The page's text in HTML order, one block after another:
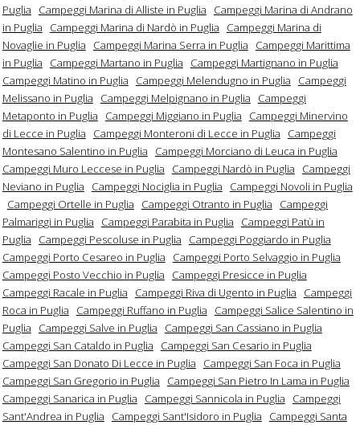
Puglia
Campeggi Marina di Alliste in Puglia
Campeggi Marina di Andrano
in Puglia
Campeggi Marina di Nardò in Puglia
Campeggi Marina di
Novaglie in Puglia
Campeggi Marina Serra in Puglia
Campeggi Marittima
in Puglia
Campeggi Martano in Puglia
Campeggi Martignano in Puglia
Campeggi Matino in Puglia
Campeggi Melendugno in Puglia
Campeggi
Melissano in Puglia
Campeggi Melpignano in Puglia
Campeggi
Metaponto in Puglia
Campeggi Miggiano in Puglia
Campeggi Minervino
di Lecce in Puglia
Campeggi Monteroni di Lecce in Puglia
Campeggi
Montesano Salentino in Puglia
Campeggi Morciano di Leuca in Puglia
Campeggi Muro Leccese in Puglia
Campeggi Nardò in Puglia
Campeggi
Neviano in Puglia
Campeggi Nociglia in Puglia
Campeggi Novoli in Puglia
Campeggi Ortelle in Puglia
Campeggi Otranto in Puglia
Campeggi
Palmariggi in Puglia
Campeggi Parabita in Puglia
Campeggi Patù in
Puglia
Campeggi Pescoluse in Puglia
Campeggi Poggiardo in Puglia
Campeggi Porto Cesareo in Puglia
Campeggi Porto Selvaggio in Puglia
Campeggi Posto Vecchio in Puglia
Campeggi Presicce in Puglia
Campeggi Racale in Puglia
Campeggi Riva di Ugento in Puglia
Campeggi
Roca in Puglia
Campeggi Ruffano in Puglia
Campeggi Salice Salentino in
Puglia
Campeggi Salve in Puglia
Campeggi San Cassiano in Puglia
Campeggi San Cataldo in Puglia
Campeggi San Cesario in Puglia
Campeggi San Donato Di Lecce in Puglia
Campeggi San Foca in Puglia
Campeggi San Gregorio in Puglia
Campeggi San Pietro In Lama in Puglia
Campeggi Sanarica in Puglia
Campeggi Sannicola in Puglia
Campeggi
Sant'Andrea in Puglia
Campeggi Sant'Isidoro in Puglia
Campeggi Santa